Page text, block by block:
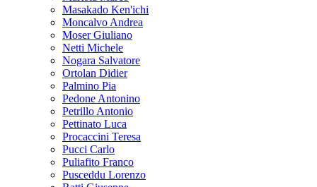
Masakado Ken'ichi
Moncalvo Andrea
Moser Giuliano
Netti Michele
Nogara Salvatore
Ortolan Didier
Palmino Pia
Pedone Antonino
Petrillo Antonio
Pettinato Luca
Procaccini Teresa
Pucci Carlo
Puliafito Franco
Pusceddu Lorenzo